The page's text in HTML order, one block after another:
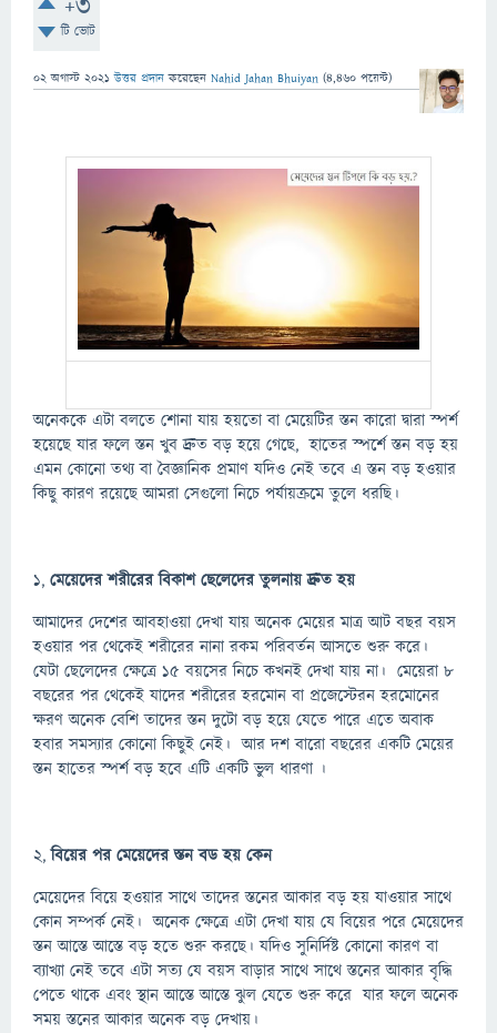
টি ভোট
02 অগাস্ট 2021 উত্তর প্রদান করেছেন Nahid Jahan Bhuiyan (4,460 পয়েন্ট)
অনেককে এটা বলতে শোনা যায় হয়তো বা মেয়েটির স্তন কারো দ্বারা স্পর্শ
হয়েছে যার ফলে স্তন খুব দ্রুত বড় হয়ে গেছে, হাতের স্পর্শে স্তন বড় হয়
এমন কোনো তথ্য বা বৈজ্ঞানিক প্রমাণ যদিও নেই তবে এ স্তন বড় হওয়ার
কিছু কারণ রয়েছে আমরা সেগুলো নিচে পর্যায়ক্রমে তুলে ধরছি।
১, মেয়েদের শরীরের বিকাশ ছেলেদের তুলনায় দ্রুত হয়
আমাদের দেশের আবহাওয়া দেখা যায় অনেক মেয়ের মাত্র আট বছর বয়স
হওয়ার পর থেকেই শরীরের নানা রকম পরিবর্তন আসতে শুরু করে।
যেটা ছেলেদের ক্ষেত্রে 15 বয়সের নিচে কখনই দেখা যায় না। মেয়েরা 8
বছরের পর থেকেই যাদের শরীরের হরমোন বা প্রজেস্টেরন হরমোনের
ক্ষরণ অনেক বেশি তাদের স্তন দুটো বড় হয়ে যেতে পারে এতে অবাক
হবার সমস্যার কোনো কিছুই নেই। আর দশ বারো বছরের একটি মেয়ের
স্তন হাতের স্পর্শ বড় হবে এটি একটি ভুল ধারণা ।
২,বিয়ের পর মেয়েদের স্তন বড হয় কেন
মেয়েদের বিয়ে হওয়ার সাথে তাদের স্তনের আকার বড় হয় যাওয়ার সাথে
কোন সম্পর্ক নেই। অনেক ক্ষেত্রে এটা দেখা যায় যে বিয়ের পরে মেয়েদের
স্তন আস্তে আস্তে বড় হতে শুরু করছে। যদিও সুনির্দিষ্ট কোনো কারণ বা
ব্যাখ্যা নেই তবে এটা সত্য যে বয়স বাড়ার সাথে সাথে স্তনের আকার বৃদ্ধি
পেতে থাকে এবং স্থান আস্তে আস্তে ঝুল যেতে শুরু করে যার ফলে অনেক
সময় স্তনের আকার অনেক বড় দেখায়।